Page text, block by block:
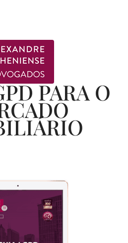
PARA O